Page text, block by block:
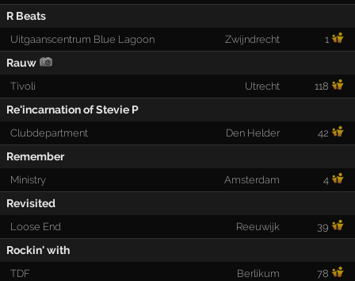
R Beats
Uitgaanscentrum Blue Lagoon Zwijndrecht 1
Rauw
Tivoli Utrecht 118
Re'incarnation of Stevie P
Clubdepartment Den Helder 42
Remember
Ministry Amsterdam 4
Revisited
Loose End Reeuwijk 39
Rockin' with
TDF Berlikum 78